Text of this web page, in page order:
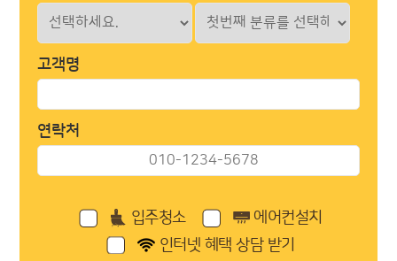
고객명
연락처
입주청소
에어컨설치
인터넷 혜택 상담 받기